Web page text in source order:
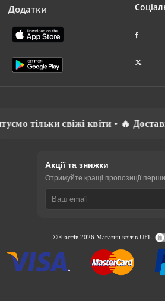
Додатки
• 🔥 Доставка день-у-день •
Акції та знижки
Отримуйте кращі пропозиції
© Фастів 2026 Магазин квітів UFL